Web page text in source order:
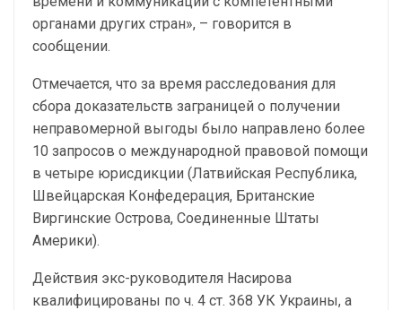
органами других стран», – говорится в
сообщении.
Отмечается, что за время расследования для
сбора доказательств заграницей о получении
неправомерной выгоды было направлено более
10 запросов о международной правовой помощи
в четыре юрисдикции (Латвийская Республика,
Швейцарская Конфедерация, Британские
Виргинские Острова, Соединенные Штаты
Америки).
Действия экс-руководителя Насирова
квалифицированы по ч. 4 ст. 368 УК Украины, а